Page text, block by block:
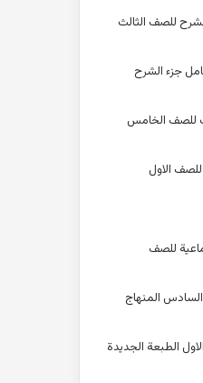
للصف الثالث
جزء الشرح
للصف الخامس
الاول
للصف
المنهاج
الطبعة الجديدة